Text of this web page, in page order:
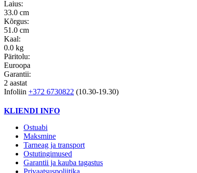
Laius:
33.0 cm
Kõrgus:
51.0 cm
Kaal:
0.0 kg
Päritolu:
Euroopa
Garantii:
2 aastat
Infoliin +372 6730822 (10.30-19.30)
KLIENDI INFO
Ostuabi
Maksmine
Tarneag ja transport
Ostutingimused
Garantii ja kauba tagastus
Privaatsuspoliitika